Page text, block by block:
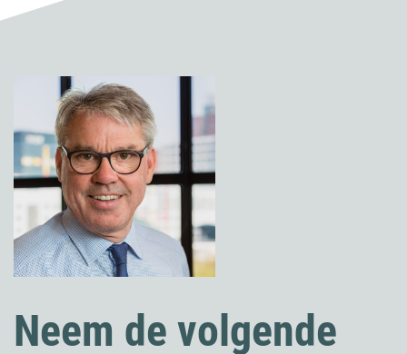
Neem de volgende